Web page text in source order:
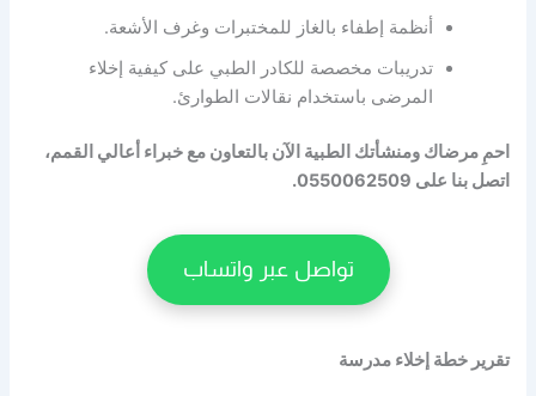
أنظمة إطفاء بالغاز للمختبرات وغرف الأشعة.
تدريبات مخصصة للكادر الطبي على كيفية إخلاء
المرضى باستخدام نقالات الطوارئ.
احمِ مرضاك ومنشأتك الطبية الآن بالتعاون مع خبراء أعالي القمم،
اتصل بنا على 0550062509.
تواصل عبر واتساب
تقرير خطة إخلاء مدرسة